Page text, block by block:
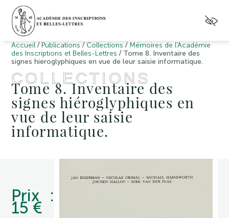
Accueil / Publications / Collections / Mémoires de l'Académie
des Inscriptions et Belles-Lettres / Tome 8. Inventaire des
signes hiéroglyphiques en vue de leur saisie informatique.
COLLECTIONS
Tome 8. Inventaire des
signes hiéroglyphiques en
vue de leur saisie
informatique.
Prix :
15 €